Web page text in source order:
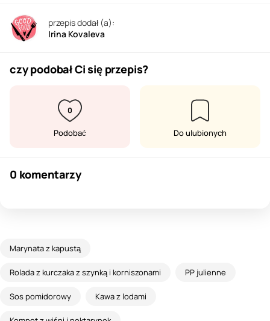
przepis dodał (a):
Irina Kovaleva
czy podobał Ci się przepis?
0
Podobać Do ulubionych
0 komentarzy
Marynata z kapustą
Rolada z kurczaka z szynką i korniszonami PP julienne
Sos pomidorowy Kawa z lodami